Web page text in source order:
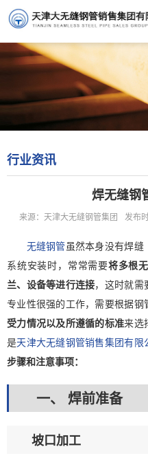
行业资讯
焊无缝钢
来源：天津大无缝钢管集团 发布
无缝钢管虽然本身没有焊缝
系统安装时，常常需要将多根
兰、设备等进行连接，这时就需
专业性很强的工作，需要根据钢
受力情况以及所遵循的标准来选
是天津大无缝钢管销售集团有限
步骤和注意事项：
一、 焊前准备
坡口加工